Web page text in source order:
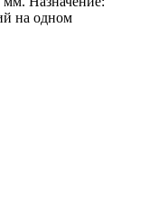
на одном